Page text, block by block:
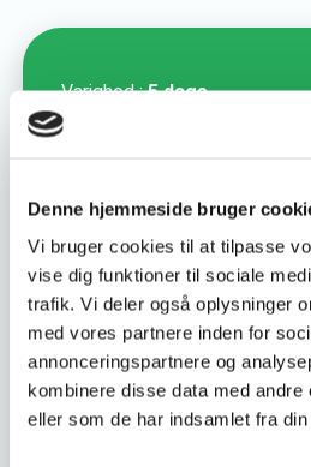
Denne hjemmeside bruger
Vi bruger cookies til at tilpasse
vise dig funktioner til sociale
trafik. Vi deler også oplysninger
med vores partnere inden for
annonceringspartnere og
kombinere disse data med
eller som de har indsamlet fra
Varighed :5 dage
DKLL nummer : 5
Digitaliseret
Se digitalt læringsforløb
Download SCORM-pakke (zip)